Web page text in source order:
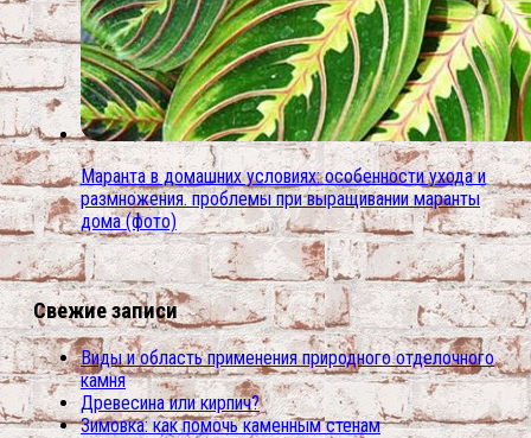
Маранта в домашних условиях: особенности ухода и
размножения. проблемы при выращивании маранты
дома (фото)
Свежие записи
Виды и область применения природного отделочного
камня
Древесина или кирпич?
Зимовка: как помочь каменным стенам